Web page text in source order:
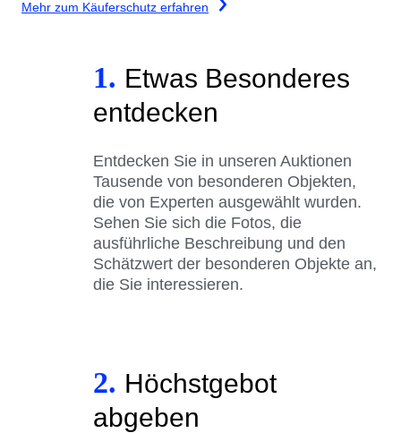
Mehr zum Käuferschutz erfahren
1. Etwas Besonderes
entdecken
Entdecken Sie in unseren Auktionen
Tausende von besonderen Objekten,
die von Experten ausgewählt wurden.
Sehen Sie sich die Fotos, die
ausführliche Beschreibung und den
Schätzwert der besonderen Objekte an,
die Sie interessieren.
2. Höchstgebot
abgeben